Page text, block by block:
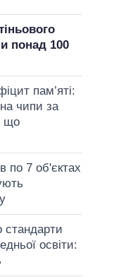
понад 100
пам’яті:
чипи за
що
по 7 об'єктах
освіти: